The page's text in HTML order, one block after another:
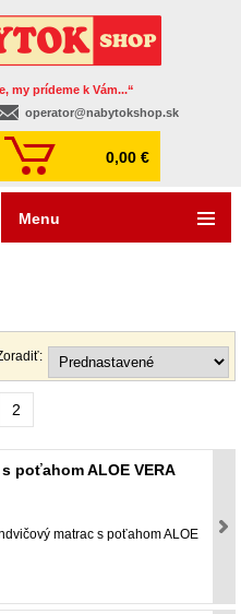
my prídeme k Vám...“
operator@nabytokshop.sk
0,00 €
2
poťahom ALOE VERA
matrac s poťahom ALOE
Menu